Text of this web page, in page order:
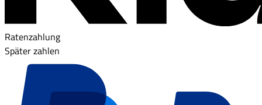
Ratenzahlung
Später zahlen